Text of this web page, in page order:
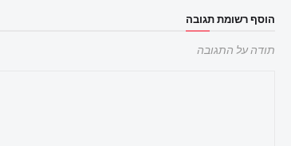
הוסף רשומת תגובה
תודה על התגובה